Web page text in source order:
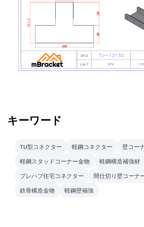
キーワード
TU型コネクター 軽鋼コネクター
壁コー
軽鋼スタッドコーナー金物
軽鋼構造補強材
プレハブ住宅コネクター
間仕切り壁コーナ
鉄骨構造金物
軽鋼壁補強